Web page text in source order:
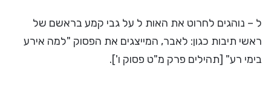
ל – נוהגים לחרוט את האות ל על גבי קמע בראשם של
ראשי תיבות כגון: לאבר, המייצגים את הפסוק "למה אירע
בימי רע" [תהילים פרק מ"ט פסוק ו'].